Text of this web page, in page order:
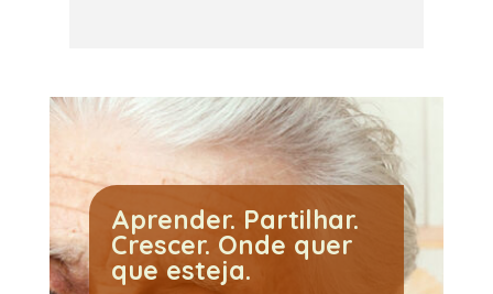
Aprender. Partilhar.
Crescer. Onde quer
que esteja.